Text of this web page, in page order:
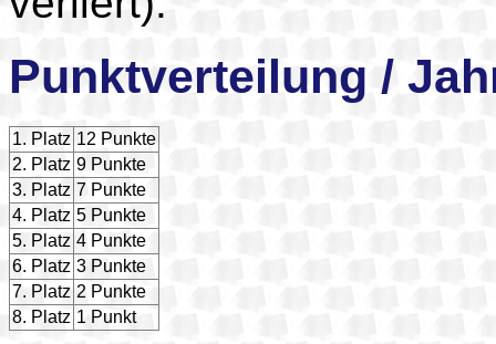
Punktverteilung /
1. Platz 12 Punkte
2. Platz 9 Punkte
3. Platz 7 Punkte
4. Platz 5 Punkte
5. Platz 4 Punkte
6. Platz 3 Punkte
7. Platz 2 Punkte
8. Platz 1 Punkt